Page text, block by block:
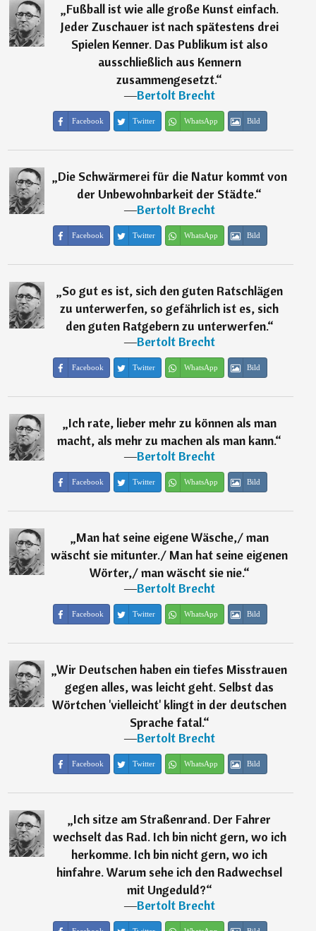
„Fußball ist wie alle große Kunst einfach.
Jeder Zuschauer ist nach spätestens drei
Spielen Kenner. Das Publikum ist also
ausschließlich aus Kennern
zusammengesetzt.“
―Bertolt Brecht
Facebook Twitter WhatsApp Bild
„Die Schwärmerei für die Natur kommt von
der Unbewohnbarkeit der Städte.“
―Bertolt Brecht
Facebook Twitter WhatsApp Bild
„So gut es ist, sich den guten Ratschlägen
zu unterwerfen, so gefährlich ist es, sich
den guten Ratgebern zu unterwerfen.“
―Bertolt Brecht
Facebook Twitter WhatsApp Bild
„Ich rate, lieber mehr zu können als man
macht, als mehr zu machen als man kann.“
―Bertolt Brecht
Facebook Twitter WhatsApp Bild
„Man hat seine eigene Wäsche,/ man
wäscht sie mitunter./ Man hat seine eigenen
Wörter,/ man wäscht sie nie.“
―Bertolt Brecht
Facebook Twitter WhatsApp Bild
„Wir Deutschen haben ein tiefes Misstrauen
gegen alles, was leicht geht. Selbst das
Wörtchen 'vielleicht' klingt in der deutschen
Sprache fatal.“
―Bertolt Brecht
Facebook Twitter WhatsApp Bild
„Ich sitze am Straßenrand. Der Fahrer
wechselt das Rad. Ich bin nicht gern, wo ich
herkomme. Ich bin nicht gern, wo ich
hinfahre. Warum sehe ich den Radwechsel
mit Ungeduld?“
―Bertolt Brecht